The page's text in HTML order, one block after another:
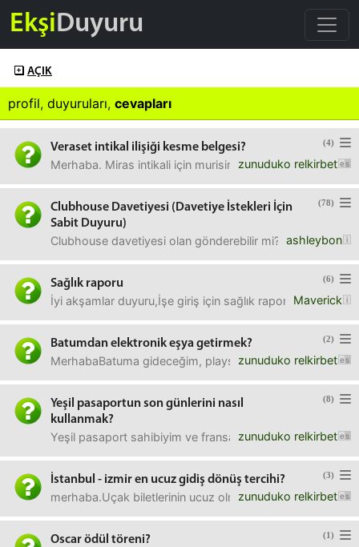
EkşiDuyuru
AÇIK
profil, duyuruları, cevapları
(4)
Veraset intikal ilişiği kesme belgesi?
zunuduko relkirbet
Merhaba. Miras intikali için murisin vergi ilişiği kesilme
(78)
Clubhouse Davetiyesi (Davetiye İstekleri İçin
Sabit Duyuru)
ashleybon
Clubhouse davetiyesi olan gönderebilir mi? Pandemi
(6)
Sağlık raporu
Maverick
İyi akşamlar duyuru,İşe giriş için sağlık raporu almam
(2)
Batumdan elektronik eşya getirmek?
zunuduko relkirbet
MerhabaBatuma gideceğim, playstation fiyatları çok
(8)
Yeşil pasaportun son günlerini nasıl
kullanmak?
zunuduko relkirbet
Yeşil pasaport sahibiyim ve fransa-belçika-hollanda
(3)
İstanbul - izmir en ucuz gidiş dönüş tercihi?
zunuduko relkirbet
merhaba.Uçak biletlerinin ucuz olmadığı bir tarihte
(1)
Oscar ödül töreni?